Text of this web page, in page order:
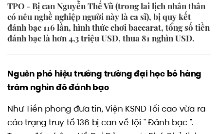
TPO - Bị can Nguyễn Thế Vũ (trong lai lịch nhân thân
có nêu nghề nghiệp người này là ca sĩ), bị quy kết
đánh bạc 116 lần, hình thức chơi baccarat, tổng số tiền
đánh bạc là hơn 4,3 triệu USD, thua 81 nghìn USD.
Nguên phó hiệu trưởng trường đại học bỏ hàng
trăm nghìn đô đánh bạc
Như Tiền phong đưa tin, Viện KSND Tối cao vừa ra
cáo trạng truy tố 136 bị can về tội " Đánh bạc ".